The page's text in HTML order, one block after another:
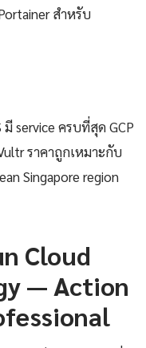
สำหรับ
service ครบที่สุด GCP
ราคาถูกเหมาะกับ
Singapore region
Cloud
— Action